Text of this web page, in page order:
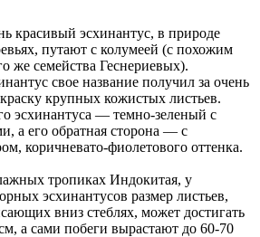
красивый эсхинантус, в природе
путают с колумеей (с похожим
же семейства Геснериевых).
свое название получил за очень
крупных кожистых листьев.
эсхинантуса — темно-зеленый с
а его обратная сторона — с
коричневато-фиолетового оттенка.
тропиках Индокитая, у
эсхинантусов размер листьев,
вниз стеблях, может достигать
а сами побеги вырастают до 60-70